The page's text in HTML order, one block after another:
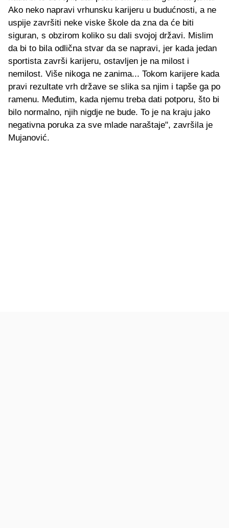
Ako neko napravi vrhunsku karijeru u budućnosti, a ne
uspije završiti neke viske škole da zna da će biti
siguran, s obzirom koliko su dali svojoj državi. Mislim
da bi to bila odlična stvar da se napravi, jer kada jedan
sportista završi karijeru, ostavljen je na milost i
nemilost. Više nikoga ne zanima... Tokom karijere kada
pravi rezultate vrh države se slika sa njim i tapše ga po
ramenu. Međutim, kada njemu treba dati potporu, što bi
bilo normalno, njih nigdje ne bude. To je na kraju jako
negativna poruka za sve mlade naraštaje", završila je
Mujanović.